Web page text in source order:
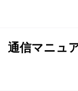
通信マニュ